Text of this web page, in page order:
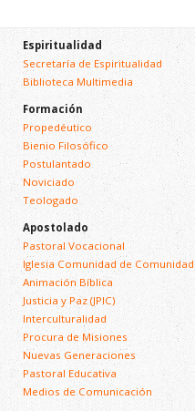
Espiritualidad
Secretaría de Espiritualidad
Biblioteca Multimedia
Formación
Propedéutico
Bienio Filosófico
Postulantado
Noviciado
Teologado
Apostolado
Pastoral Vocacional
Iglesia Comunidad de
Animación Bíblica
Justicia y Paz (JPIC)
Interculturalidad
Procura de Misiones
Nuevas Generaciones
Pastoral Educativa
Medios de Comunicación